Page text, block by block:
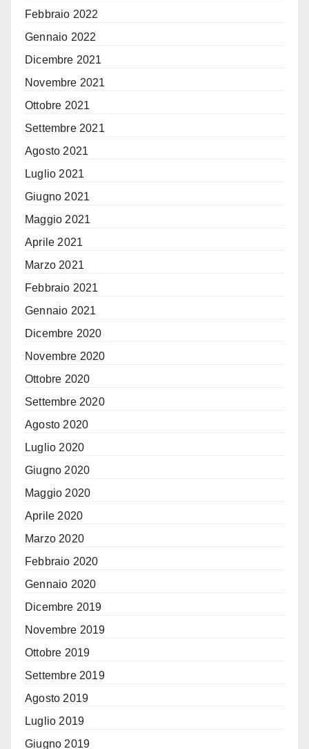
Febbraio 2022
Gennaio 2022
Dicembre 2021
Novembre 2021
Ottobre 2021
Settembre 2021
Agosto 2021
Luglio 2021
Giugno 2021
Maggio 2021
Aprile 2021
Marzo 2021
Febbraio 2021
Gennaio 2021
Dicembre 2020
Novembre 2020
Ottobre 2020
Settembre 2020
Agosto 2020
Luglio 2020
Giugno 2020
Maggio 2020
Aprile 2020
Marzo 2020
Febbraio 2020
Gennaio 2020
Dicembre 2019
Novembre 2019
Ottobre 2019
Settembre 2019
Agosto 2019
Luglio 2019
Giugno 2019